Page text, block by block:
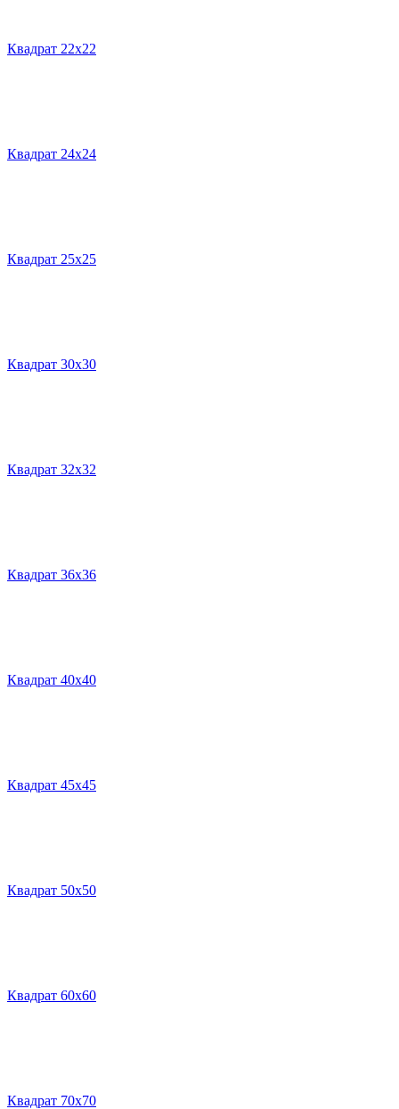
Квадрат 22х22
Квадрат 24х24
Квадрат 25х25
Квадрат 30х30
Квадрат 32х32
Квадрат 36х36
Квадрат 40х40
Квадрат 45х45
Квадрат 50х50
Квадрат 60х60
Квадрат 70х70